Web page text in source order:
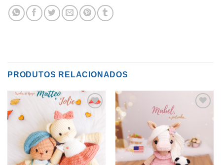
PRODUTOS RELACIONADOS
Adicionar
a lista de
desejos
a lista de
desejos